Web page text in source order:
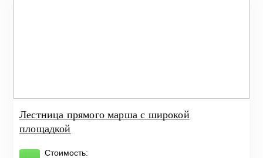
Лестница прямого марша с широкой
площадкой
Стоимость: